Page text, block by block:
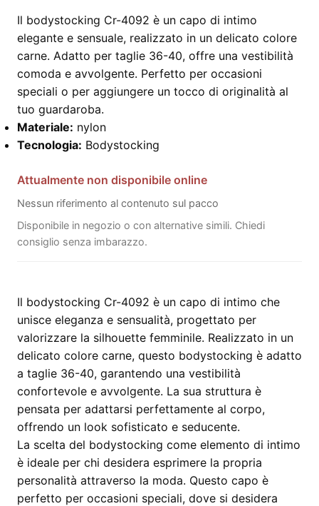
Il bodystocking Cr-4092 è un capo di intimo
elegante e sensuale, realizzato in un delicato colore
carne. Adatto per taglie 36-40, offre una vestibilità
comoda e avvolgente. Perfetto per occasioni
speciali o per aggiungere un tocco di originalità al
tuo guardaroba.
Materiale: nylon
Tecnologia: Bodystocking
Attualmente non disponibile online
Nessun riferimento al contenuto sul pacco
Disponibile in negozio o con alternative simili. Chiedi
consiglio senza imbarazzo.
Il bodystocking Cr-4092 è un capo di intimo che
unisce eleganza e sensualità, progettato per
valorizzare la silhouette femminile. Realizzato in un
delicato colore carne, questo bodystocking è adatto
a taglie 36-40, garantendo una vestibilità
confortevole e avvolgente. La sua struttura è
pensata per adattarsi perfettamente al corpo,
offrendo un look sofisticato e seducente.
La scelta del bodystocking come elemento di intimo
è ideale per chi desidera esprimere la propria
personalità attraverso la moda. Questo capo è
perfetto per occasioni speciali, dove si desidera